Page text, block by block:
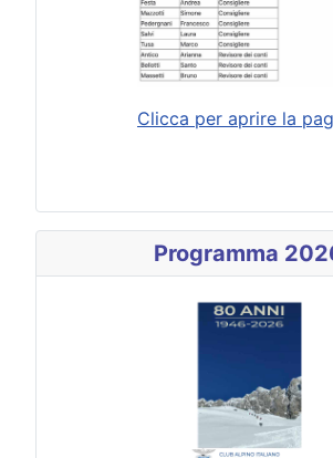
Clicca per aprire la
Programma